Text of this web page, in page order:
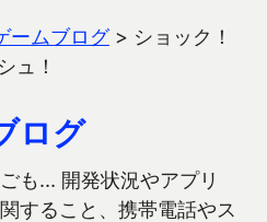
ームブログ> ショック！
ュ！
ログ
も… 開発状況やアプリ
すること、携帯電話やス